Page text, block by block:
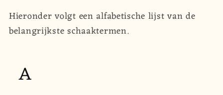
Hieronder volgt een alfabetische lijst van de
belangrijkste schaaktermen.
A